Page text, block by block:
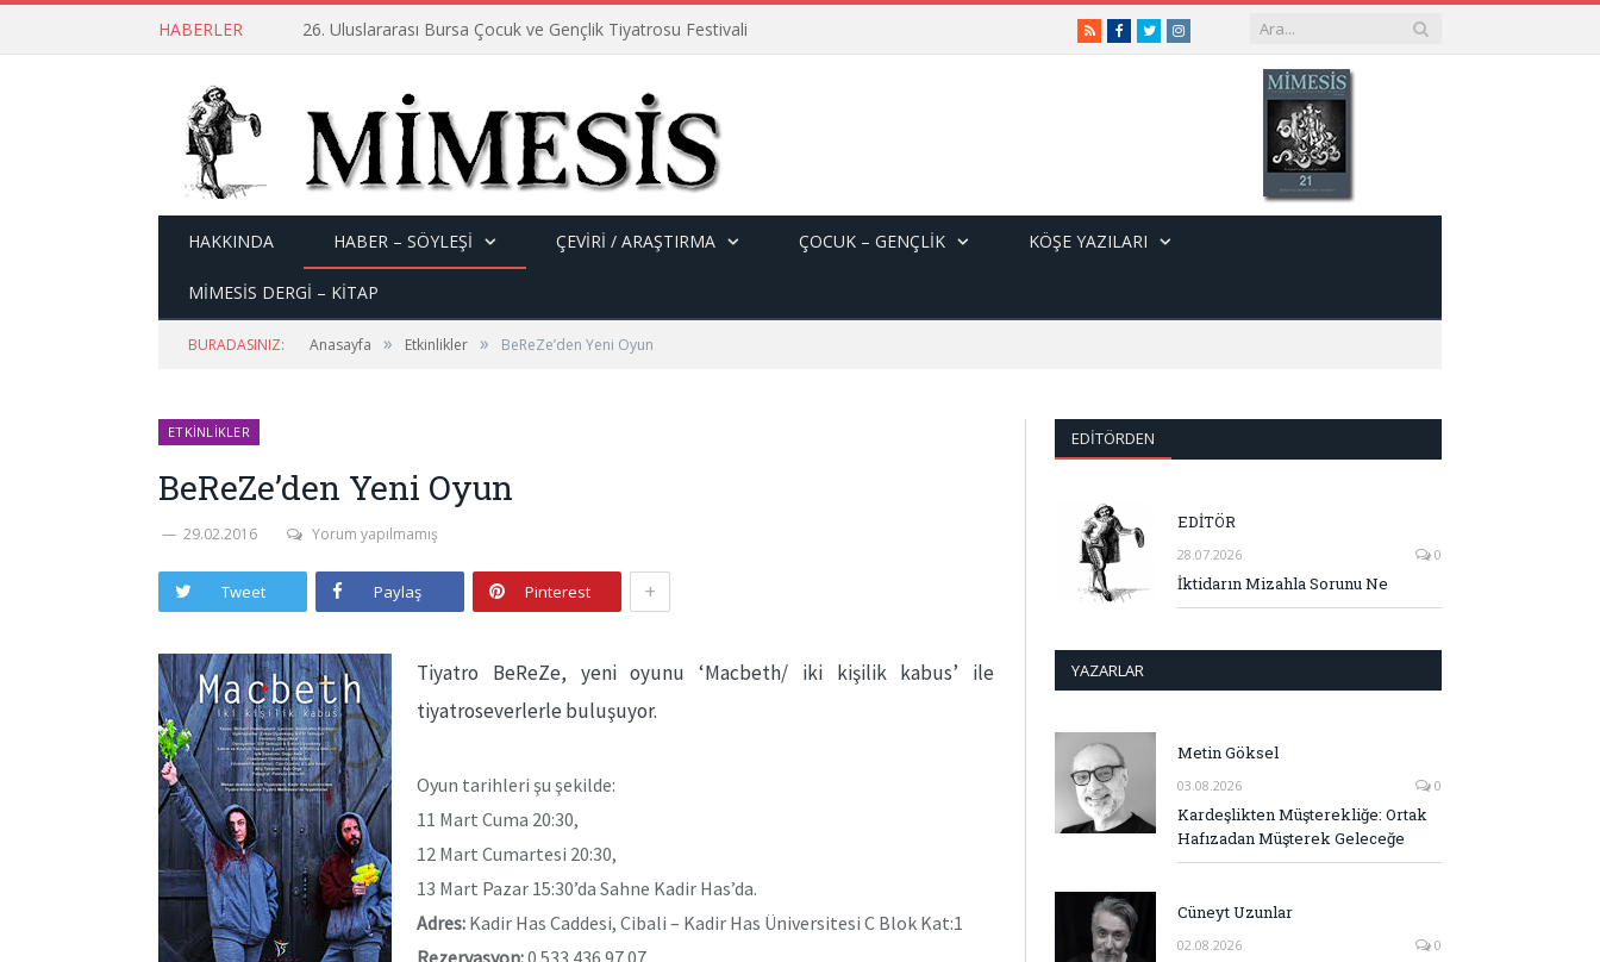
HABERLER 26. Uluslararası Bursa Çocuk ve Gençlik Tiyatrosu Festivali RSSFacebook
TwitterInstagram
HAKKINDA HABER – SÖYLEŞI ÇEVİRİ / ARAŞTIRMA ÇOCUK – GENÇLIK KÖŞE YAZILARI
MİMESİS DERGİ – KİTAP
BURADASINIZ: Anasayfa » Etkinlikler » BeReZe’den Yeni Oyun
ETKINLIKLER
BeReZe’den Yeni Oyun
29.02.2016 Yorum yapılmamış
Tweet Paylaş Pinterest +
Tiyatro BeReZe, yeni oyunu ‘Macbeth/ iki kişilik kabus’ ile
tiyatroseverlerle buluşuyor.
Oyun tarihleri şu şekilde:
11 Mart Cuma 20:30,
12 Mart Cumartesi 20:30,
13 Mart Pazar 15:30’da Sahne Kadir Has’da.
Adres: Kadir Has Caddesi, Cibali – Kadir Has Üniversitesi C Blok Kat:1
Rezervasyon:0 533 436 97 07
EDITÖRDEN
EDİTÖR
28.07.2026 0
İktidarın Mizahla Sorunu Ne
YAZARLAR
Metin Göksel
03.08.2026 0
Kardeşlikten Müşterekliğe: Ortak
Hafızadan Müşterek Geleceğe
Cüneyt Uzunlar
02.08.2026 0